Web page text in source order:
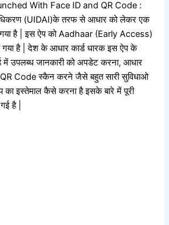
With Face ID and QR Code :
(UIDAI)के तरफ से आधार को लेकर एक
गया है | इस ऐप को Aadhaar (Early Access)
है | देश के आधार कार्ड धारक इस ऐप के
में उपलब्ध जानकारी को अपडेट करना, आधार
QR Code स्कैन करने जैसे बहुत सारी सुविधाओ
इस्तेमाल कैसे करना है इसके बारे में पूरी
है |